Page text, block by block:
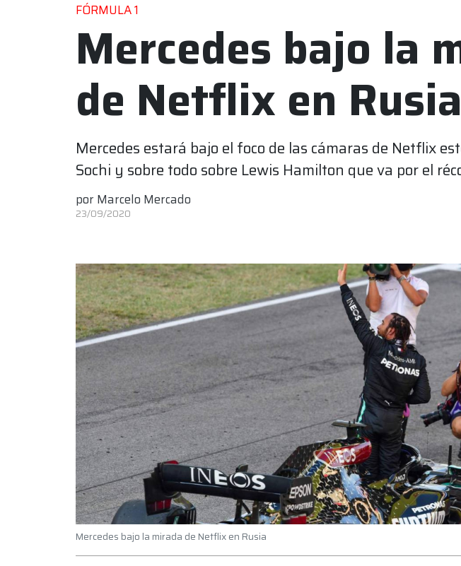
FÓRMULA 1
Mercedes bajo la
de Netflix en Rusia
Mercedes estará bajo el foco de las cámaras de Netflix
Sochi y sobre todo sobre Lewis Hamilton que va por el
por Marcelo Mercado
23/09/2020
Mercedes bajo la mirada de Netflix en Rusia